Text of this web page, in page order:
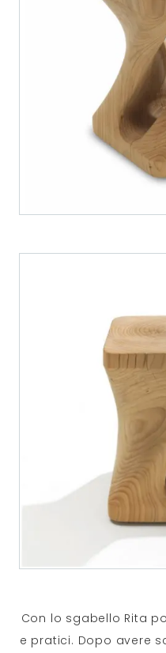
Con lo sgabello Rita
e pratici. Dopo avere